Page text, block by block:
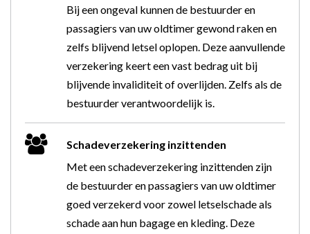
Bij een ongeval kunnen de bestuurder en
passagiers van uw oldtimer gewond raken en
zelfs blijvend letsel oplopen. Deze aanvullende
verzekering keert een vast bedrag uit bij
blijvende invaliditeit of overlijden. Zelfs als de
bestuurder verantwoordelijk is.
Schadeverzekering inzittenden
Met een schadeverzekering inzittenden zijn
de bestuurder en passagiers van uw oldtimer
goed verzekerd voor zowel letselschade als
schade aan hun bagage en kleding. Deze